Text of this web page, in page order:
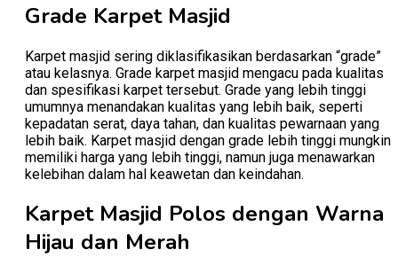
Grade Karpet Masjid
Karpet masjid sering diklasifikasikan berdasarkan “grade”
atau kelasnya. Grade karpet masjid mengacu pada kualitas
dan spesifikasi karpet tersebut. Grade yang lebih tinggi
umumnya menandakan kualitas yang lebih baik, seperti
kepadatan serat, daya tahan, dan kualitas pewarnaan yang
lebih baik. Karpet masjid dengan grade lebih tinggi mungkin
memiliki harga yang lebih tinggi, namun juga menawarkan
kelebihan dalam hal keawetan dan keindahan.
Karpet Masjid Polos dengan Warna
Hijau dan Merah